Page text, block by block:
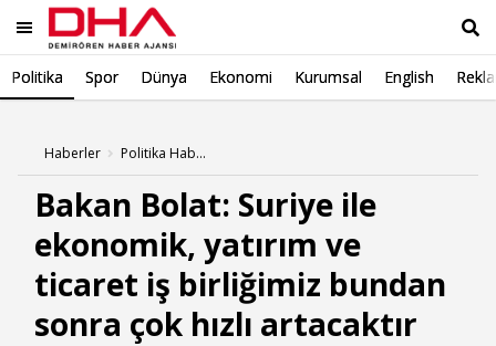
Politika Spor Dünya Ekonomi Kurumsal English
Haberler Politika Haberleri
Bakan Bolat: Suriye ile
ekonomik, yatırım ve
ticaret iş birliğimiz bundan
sonra çok hızlı artacaktır